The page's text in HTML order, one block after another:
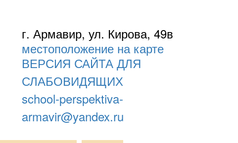
г. Армавир, ул. Кирова, 49в
местоположение на карте
ВЕРСИЯ САЙТА ДЛЯ
СЛАБОВИДЯЩИХ
school-perspektiva-
armavir@yandex.ru